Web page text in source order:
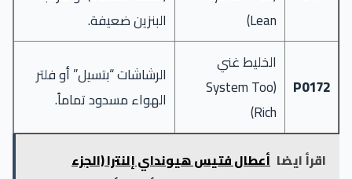
Lean)
البنزين ضعيفة.
P0172
الخليط غني
(System Too
Rich)
الرشاشات “بتسيل” أو فلتر
الهواء مسدود تماماً.
اقرأ ايضا أعطال فتيس هيونداي إلنترا (الجزء